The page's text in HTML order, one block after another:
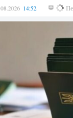
14:52 173